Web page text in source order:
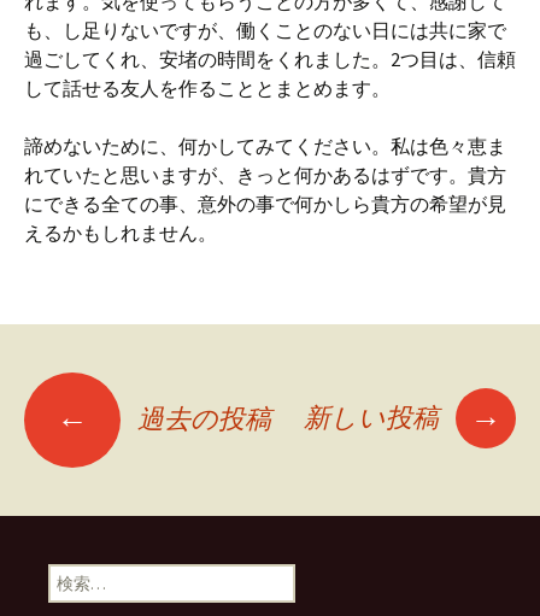
も、し足りないですが、働くことのない日には共に家で
過ごしてくれ、安堵の時間をくれました。2つ目は、信頼
して話せる友人を作ることとまとめます。
諦めないために、何かしてみてください。私は色々恵ま
れていたと思いますが、きっと何かあるはずです。貴方
にできる全ての事、意外の事で何かしら貴方の希望が見
えるかもしれません。
投
稿
ナ
← 過去の投稿 新しい投稿 →
検
索